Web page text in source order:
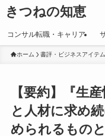
きつねの知恵
コンサル転職・キャリア
ホーム 書評・ビジネスアイテム
【要約】『生
と人材に求め
められるもの